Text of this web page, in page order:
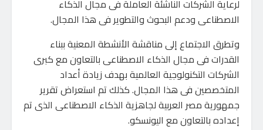
لرعاية الشركات الناشئة العاملة فى مجال الذكاء
الاصطناعى ودعم البحوث والتطوير فى هذا المجال.
وتطرق الاجتماع إلى مناقشة الأنشطة المعنية ببناء
القدرات فى مجال الذكاء الاصطناعى بالتعاون مع كبرى
الشركات التكنولوجية العالمية بهدف زيادة أعداد
المتخصصين فى هذا المجال. كذلك تم استعراض تقرير
جمهورية مصر العربية لجاهزية الذكاء الاصطناعى الذى تم
إعداده بالتعاون مع اليونسكو.